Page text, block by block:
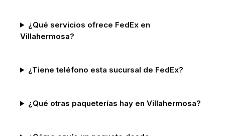
¿Qué servicios ofrece FedEx en
Villahermosa?
¿Tiene teléfono esta sucursal de FedEx?
¿Qué otras paqueterías hay en Villahermosa?